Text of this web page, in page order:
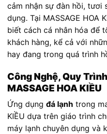
cảm nhận sự đàn hồi, tươi
dụng. Tại MASSAGE HOA
biết cách cá nhân hóa để
khách hàng, kể cả với
hay đang trong quá trình
Công Nghệ, Quy
MASSAGE HOA KIỀU
Ứng dụng đá lạnh trong
KIỀU dựa trên giáo trình
máy lạnh chuyên dụng và